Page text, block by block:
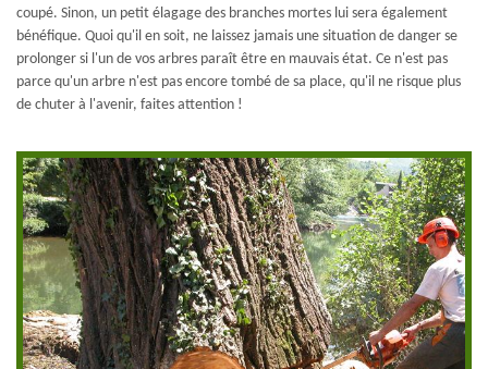
coupé. Sinon, un petit élagage des branches mortes lui sera également
bénéfique. Quoi qu'il en soit, ne laissez jamais une situation de danger se
prolonger si l'un de vos arbres paraît être en mauvais état. Ce n'est pas
parce qu'un arbre n'est pas encore tombé de sa place, qu'il ne risque plus
de chuter à l'avenir, faites attention !